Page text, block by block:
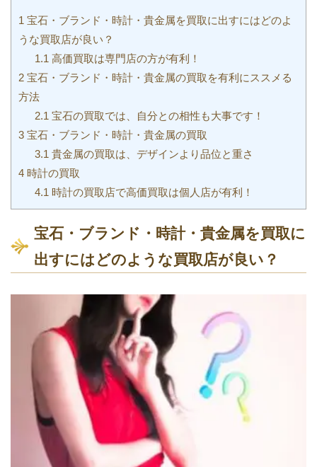
1 宝石・ブランド・時計・貴金属を買取に出すにはどのよ
うな買取店が良い？
1.1 高価買取は専門店の方が有利！
2 宝石・ブランド・時計・貴金属の買取を有利にススメる
方法
2.1 宝石の買取では、自分との相性も大事です！
3 宝石・ブランド・時計・貴金属の買取
3.1 貴金属の買取は、デザインより品位と重さ
4 時計の買取
4.1 時計の買取店で高価買取は個人店が有利！
宝石・ブランド・時計・貴金属を買取に
出すにはどのような買取店が良い？